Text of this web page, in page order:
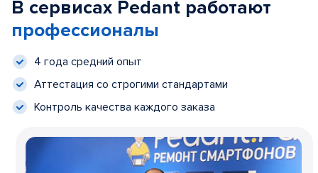
В сервисах Pedant работают
профессионалы
4 года средний опыт
Аттестация со строгими стандартами
Контроль качества каждого заказа